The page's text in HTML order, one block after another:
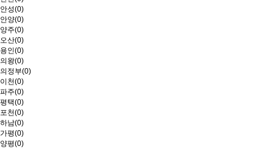
안성(0)
안양(0)
양주(0)
오산(0)
용인(0)
의왕(0)
의정부(0)
이천(0)
파주(0)
평택(0)
포천(0)
하남(0)
가평(0)
양평(0)